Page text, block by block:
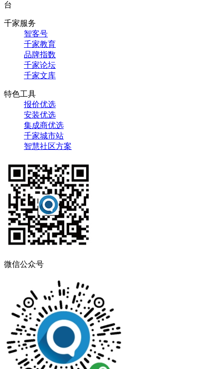
台
千家服务
智客号
千家教育
品牌指数
千家论坛
千家文库
特色工具
报价优选
安装优选
集成商优选
千家城市站
智慧社区方案
微信公众号